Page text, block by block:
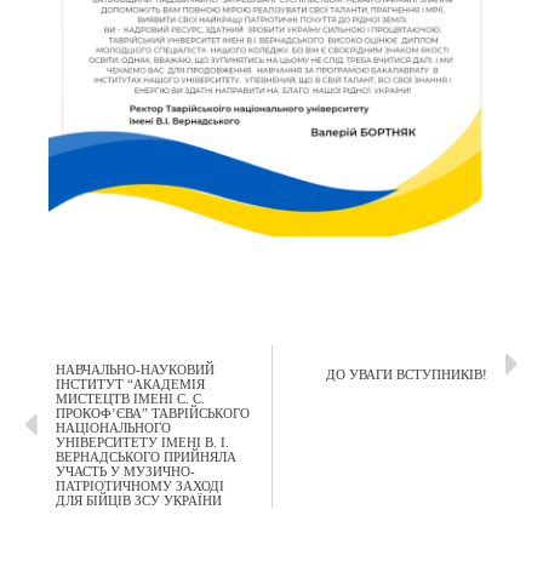
НАВЧАЛЬНО-НАУКОВИЙ
ІНСТИТУТ “АКАДЕМІЯ
МИСТЕЦТВ ІМЕНІ С. С.
ПРОКОФ’ЄВА” ТАВРІЙСЬКОГО
НАЦІОНАЛЬНОГО
УНІВЕРСИТЕТУ ІМЕНІ В. І.
ВЕРНАДСЬКОГО ПРИЙНЯЛА
УЧАСТЬ У МУЗИЧНО-
ПАТРІОТИЧНОМУ ЗАХОДІ
ДЛЯ БІЙЦІВ ЗСУ УКРАЇНИ
ДО УВАГИ ВСТУПНИКІВ!